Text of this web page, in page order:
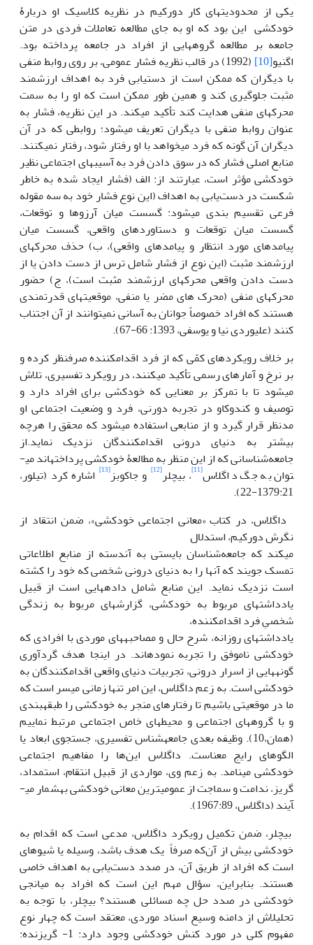
یکی از محدودیت­های کار دورکیم در نظریه کلاسیک او دربارۀ
خودکشی این بود که او به جای مطالعه تعاملات فردی در متن
جامعه بر مطالعه گروه­هایی از افراد در جامعه پرداخته بود.
اگنیو[10]
(1992) در قالب نظریه فشار عمومی، بر روی روابط منفی
با دیگران که ممکن است از دستیابی فرد به اهداف ارزشمند
مثبت جلوگیری کند و همین طور ممکن است که او را به سمت
محرک­های منفی هدایت کند تأکید می­کند. در این نظریه، فشار به
عنوان روابط منفی با دیگران تعریف می­شود؛ روابطی که در آن
دیگران آن گونه که فرد می­خواهد با او رفتار شود، رفتار نمی­کنند.
منابع اصلی فشار که در سوق دادن فرد به آسیب­های اجتماعی نظیر
خودکشی مؤثر است، عبارتند از: الف (فشار ایجاد شده به خاطر
شکست در دست‌یابی به اهداف (این نوع فشار خود به سه مقوله
فرعی تقسیم بندی می­شود: گسست میان آرزوها و توقعات،
گسست میان توقعات و دستاوردهای واقعی، گسست میان
پیامدهای مورد انتظار و پیامدهای واقعی)، ب) حذف محرک­های
ارزشمند مثبت (این نوع از فشار شامل ترس از دست دادن یا از
دست دادن واقعی محرک­های ارزشمند مثبت است)، ج) حضور
محرک­های منفی (محرک های مضر یا منفی، موقعیت­های قدرتمندی
هستند که افراد خصوصاً جوانان به آسانی نمی­توانند از آن اجتناب
کنند (علیوردی نیا و یوسفی، 1393: 66-67).
بر خلاف رویکردهای کمّی که از فرد اقدام­کننده صرفنظر کرده و
بر نرخ و آمارهای رسمی تأکید می­کنند، در رویکرد تفسیری، تلاش
می­شود تا با تمرکز بر معنایی که خودکشی برای افراد دارد و
توصیف و کندوکاو در تجربه دورنی، فرد و وضعیت اجتماعی او
مدنظر قرار ­گیرد و از منابعی استفاده می­شود که محقق را هرچه
بیشتر به دنیای درونی اقدام­کنندگان نزدیک نماید.از
جامعه‌شناسانی که از این منظر به مطالعۀ خودکشی پرداخته­اند می­
توان به جگ داگلاس[11] ، بیچلر[12] و جاکوبز[13]
اشاره کرد (تیلور،
1379:21-22).
داگلاس، در کتاب «معانی اجتماعی خودکشی»، ضمن انتقاد از
نگرش دورکیم، استدلال ‌
می­کند که جامعه‌شناسان بایستی به آن­دسته از منابع اطلاعاتی
تمسک جویند که آن­ها را به دنیای درونی شخصی که خود را کشته
است نزدیک نماید. این منابع شامل داده­هایی است از قبیل
یادداشت­های مربوط به خودکشی، گزارش­های مربوط به زندگی
شخصیِ فرد اقدام­کننده، ‌
یادداشت­های روزانه، شرح حال و مصاحبه­های موردی با افرادی که
خودکشی ناموفق را تجربه نموده­اند. در این­جا هدف گردآوری
گونه­هایی از اسرار درونی، تجربیات دنیای واقعی اقدام­کنندگان به
خودکشی است. به زعم داگلاس، این امر تنها زمانی میسر است که
ما در موقعیتی باشیم تا رفتارهای منجر به خودکشی را طبقه­بندی
و با گروه­های اجتماعی و محیط­های خاص اجتماعی مرتبط نماییم
(همان،10). وظیفه بعدی جامعه­شناس تفسیری، جستجوی ابعاد یا
الگوهای رایج معناست. داگلاس این‌ها را مفاهیم اجتماعی
خودکشی می­نامد. به زعم وی، مواردی از قبیل انتقام، استمداد،
گریز، ندامت و سماجت از عمومی­ترین معانی خودکشی به­شمار می­
آیند (داگلاس، 1967:89).
بیچلر، ضمن تکمیل رویکرد داگلاس، مدعی است که اقدام به
خودکشی بیش از آن‌که صرفاً یک هدف باشد، وسیله یا شیوه­ای
است که افراد از طریق آن، در صدد دست‌یابی به اهداف خاصی
هستند. بنابراین، سؤال مهم این است که افراد به میانجی
خودکشی در صدد حل چه مسائلی هستند؟ بیچلر، با توجه به
تحلیل­اش از دامنه وسیع اسناد موردی، معتقد است که چهار نوع
مفهوم کلی در مورد کنش خودکشی وجود دارد: 1- گریزنده: